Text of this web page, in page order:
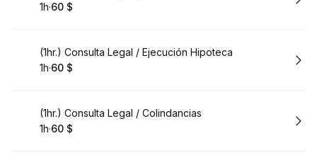
.Duración
1h·
.Precio
60 $
Reservar
(1hr.) Consulta Legal / Ejecución Hipoteca
.Duración
1h·
.Precio
60 $
Reservar
(1hr.) Consulta Legal / Colindancias
.Duración
1h·
.Precio
60 $